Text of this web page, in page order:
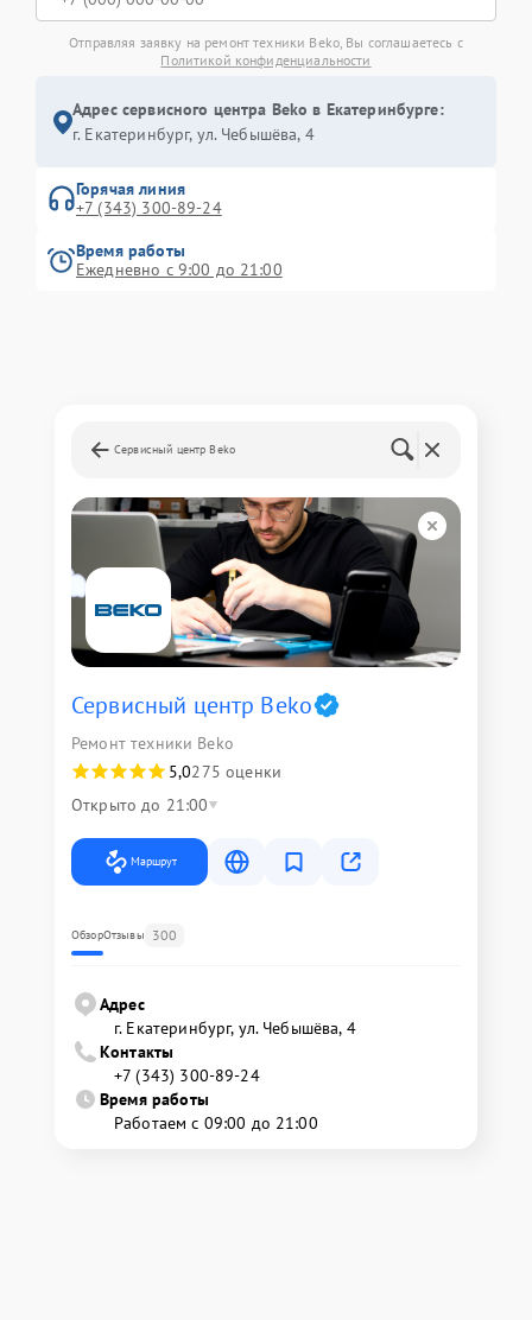
Отправляя заявку на ремонт техники Beko, Вы соглашаетесь с
Политикой конфиденциальности
Адрес сервисного центра Beko в Екатеринбурге:
г. Екатеринбург, ул. Чебышёва, 4
Горячая линия
+7 (343) 300-89-24
Время работы
Ежедневно с 9:00 до 21:00
Сервисный центр Beko
Сервисный центр Beko
Ремонт техники Beko
5,0275 оценки
Открыто до 21:00
Маршрут
ОбзорОтзывы 300
Адрес
г. Екатеринбург, ул. Чебышёва, 4
Контакты
+7 (343) 300-89-24
Время работы
Работаем с 09:00 до 21:00